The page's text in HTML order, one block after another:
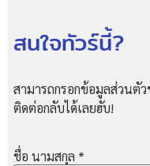
สนใจทัวร์นี้?
สามารถกรอกข้อมูลส่วนตั
ติดต่อกลับได้เลยฮับ!
ชื่อ นามสกุล *